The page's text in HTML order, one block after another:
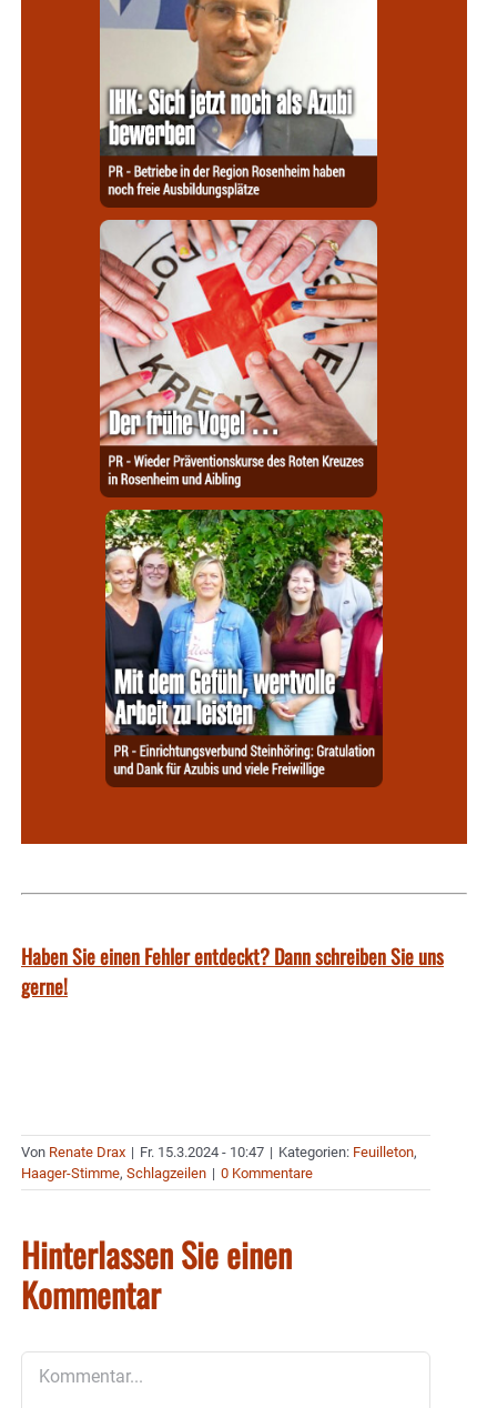
Haben Sie einen Fehler entdeckt? Dann schreiben Sie uns
gerne!
Von Renate Drax | Fr. 15.3.2024 - 10:47 | Kategorien: Feuilleton,
Haager-Stimme, Schlagzeilen | 0 Kommentare
Hinterlassen Sie einen
Kommentar